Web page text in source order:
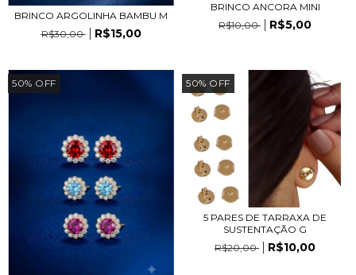
BRINCO ARGOLINHA BAMBU M
R$30,00
R$15,00
BRINCO ANCORA MINI
R$10,00
R$5,00
50% OFF 50% OFF
5 PARES DE TARRAXA DE
SUSTENTAÇÃO G
R$20,00
R$10,00